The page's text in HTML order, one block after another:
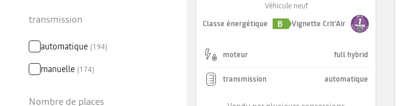
transmission
automatique (194)
manuelle (174)
Nombre de places
Véhicule neuf
Classe énergétique
B Vignette Crit'Air
moteur full hybrid
transmission automatique